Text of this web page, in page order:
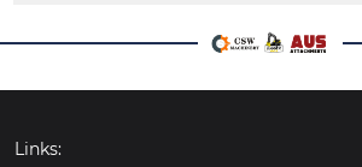
Links: